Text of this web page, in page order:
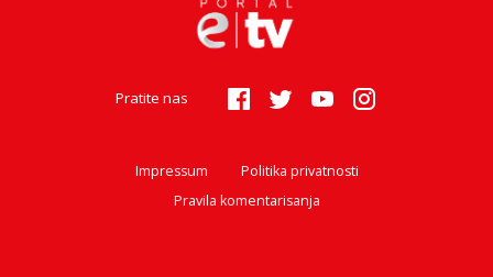
Pratite nas
Impressum
Politika privatnosti
Pravila komentarisanja